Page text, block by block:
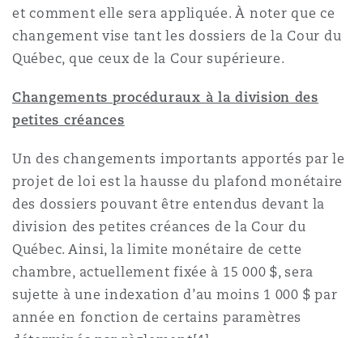
et comment elle sera appliquée. À noter que ce
changement vise tant les dossiers de la Cour du
Québec, que ceux de la Cour supérieure.
Changements procéduraux à la division des
petites créances
Un des changements importants apportés par le
projet de loi est la hausse du plafond monétaire
des dossiers pouvant être entendus devant la
division des petites créances de la Cour du
Québec. Ainsi, la limite monétaire de cette
chambre, actuellement fixée à 15 000 $, sera
sujette à une indexation d’au moins 1 000 $ par
année en fonction de certains paramètres